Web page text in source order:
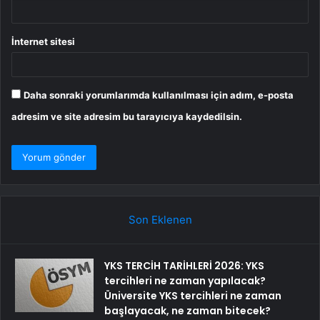
İnternet sitesi
Daha sonraki yorumlarımda kullanılması için adım, e-posta
adresim ve site adresim bu tarayıcıya kaydedilsin.
Son Eklenen
YKS TERCİH TARİHLERİ 2026: YKS
tercihleri ne zaman yapılacak?
Üniversite YKS tercihleri ne zaman
başlayacak, ne zaman bitecek?